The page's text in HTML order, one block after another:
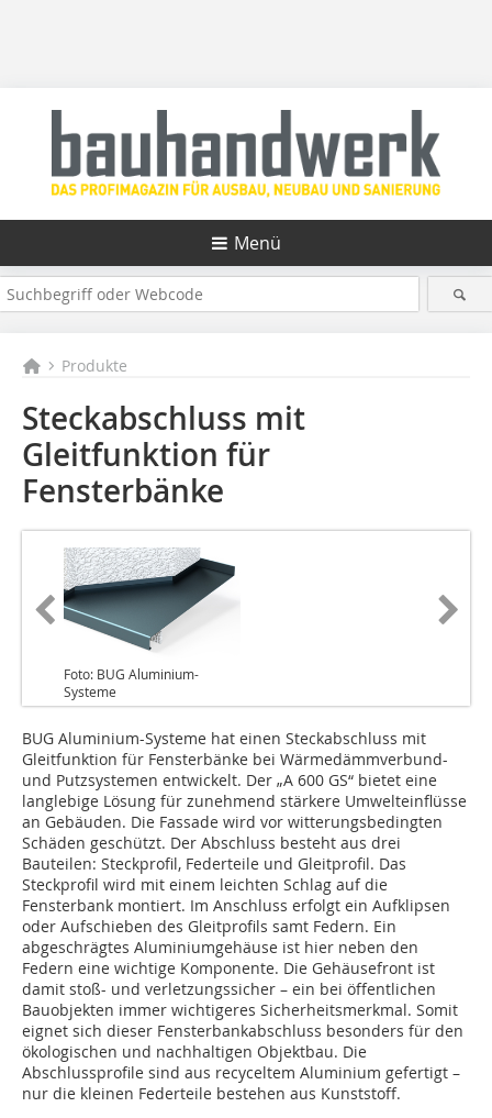
Menü
Produkte
Steckabschluss mit
Gleitfunktion für
Fensterbänke
Foto: BUG Aluminium-
Systeme
BUG Aluminium-Systeme hat einen Steckabschluss mit
Gleitfunktion für Fensterbänke bei Wärmedämmverbund-
und Putzsystemen entwickelt. Der „A 600 GS“ bietet eine
langlebige Lösung für zunehmend stärkere Umwelteinflüsse
an Gebäuden. Die Fassade wird vor witterungsbedingten
Schäden geschützt. Der Abschluss besteht aus drei
Bauteilen: Steckprofil, Federteile und Gleitprofil. Das
Steckprofil wird mit einem leichten Schlag auf die
Fensterbank montiert. Im Anschluss erfolgt ein Aufklipsen
oder Aufschieben des Gleitprofils samt Federn. Ein
abgeschrägtes Aluminiumgehäuse ist hier neben den
Federn eine wichtige Komponente. Die Gehäusefront ist
damit stoß- und verletzungssicher – ein bei öffentlichen
Bauobjekten immer wichtigeres Sicherheitsmerkmal. Somit
eignet sich dieser Fensterbankabschluss besonders für den
ökologischen und nachhaltigen Objektbau. Die
Abschlussprofile sind aus recyceltem Aluminium gefertigt –
nur die kleinen Federteile bestehen aus Kunststoff.